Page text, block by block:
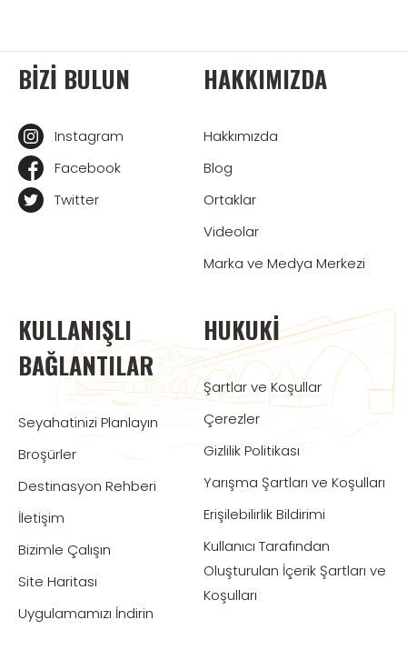
BIZI BULUN
Instagram
Facebook
Twitter
HAKKIMIZDA
Hakkımızda
Blog
Ortaklar
Videolar
Marka ve Medya Merkezi
KULLANIŞLI
BAĞLANTILAR
Seyahatinizi Planlayın
Broşürler
Destinasyon Rehberi
İletişim
Bizimle Çalışın
Site Haritası
Uygulamamızı İndirin
HUKUKI
Şartlar ve Koşullar
Çerezler
Gizlilik Politikası
Yarışma Şartları ve Koşulları
Erişilebilirlik Bildirimi
Kullanıcı Tarafından
Oluşturulan İçerik Şartları ve
Koşulları